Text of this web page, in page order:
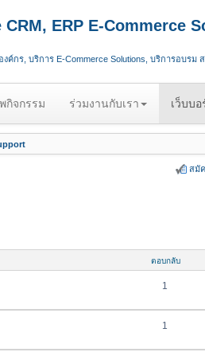
ERP E-Commerce
กร, บริการ E-Commerce Solutions, บริการอบรม
กิจกรรม ร่วมงานกับเรา เว็บบอ
สมั
ตอบกลับ
1
1